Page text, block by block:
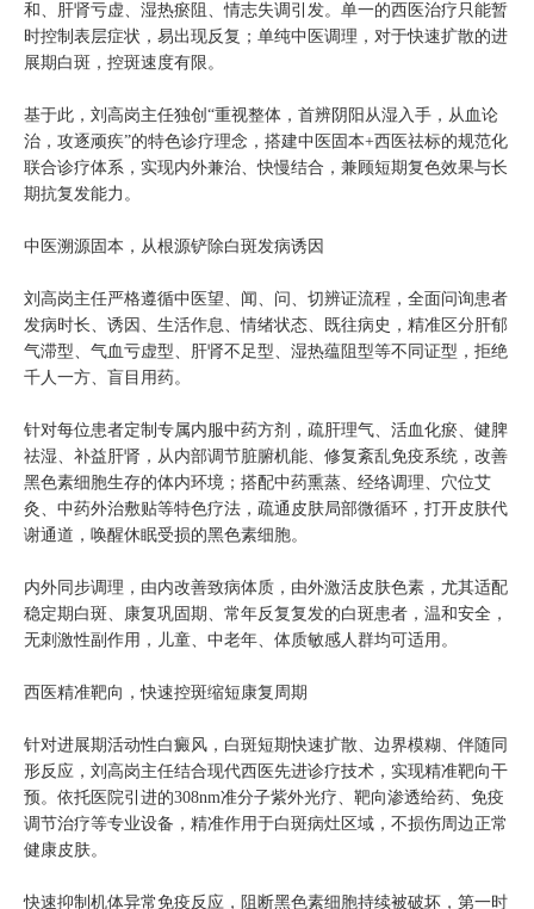
和、肝肾亏虚、湿热瘀阻、情志失调引发。单一的西医治疗只能暂
时控制表层症状，易出现反复；单纯中医调理，对于快速扩散的进
展期白斑，控斑速度有限。
基于此，刘高岗主任独创“重视整体，首辨阴阳从湿入手，从血论
治，攻逐顽疾”的特色诊疗理念，搭建中医固本+西医祛标的规范化
联合诊疗体系，实现内外兼治、快慢结合，兼顾短期复色效果与长
期抗复发能力。
中医溯源固本，从根源铲除白斑发病诱因
刘高岗主任严格遵循中医望、闻、问、切辨证流程，全面问询患者
发病时长、诱因、生活作息、情绪状态、既往病史，精准区分肝郁
气滞型、气血亏虚型、肝肾不足型、湿热蕴阻型等不同证型，拒绝
千人一方、盲目用药。
针对每位患者定制专属内服中药方剂，疏肝理气、活血化瘀、健脾
祛湿、补益肝肾，从内部调节脏腑机能、修复紊乱免疫系统，改善
黑色素细胞生存的体内环境；搭配中药熏蒸、经络调理、穴位艾
灸、中药外治敷贴等特色疗法，疏通皮肤局部微循环，打开皮肤代
谢通道，唤醒休眠受损的黑色素细胞。
内外同步调理，由内改善致病体质，由外激活皮肤色素，尤其适配
稳定期白斑、康复巩固期、常年反复复发的白斑患者，温和安全，
无刺激性副作用，儿童、中老年、体质敏感人群均可适用。
西医精准靶向，快速控斑缩短康复周期
针对进展期活动性白癜风，白斑短期快速扩散、边界模糊、伴随同
形反应，刘高岗主任结合现代西医先进诊疗技术，实现精准靶向干
预。依托医院引进的308nm准分子紫外光疗、靶向渗透给药、免疫
调节治疗等专业设备，精准作用于白斑病灶区域，不损伤周边正常
健康皮肤。
快速抑制机体异常免疫反应，阻断黑色素细胞持续被破坏，第一时